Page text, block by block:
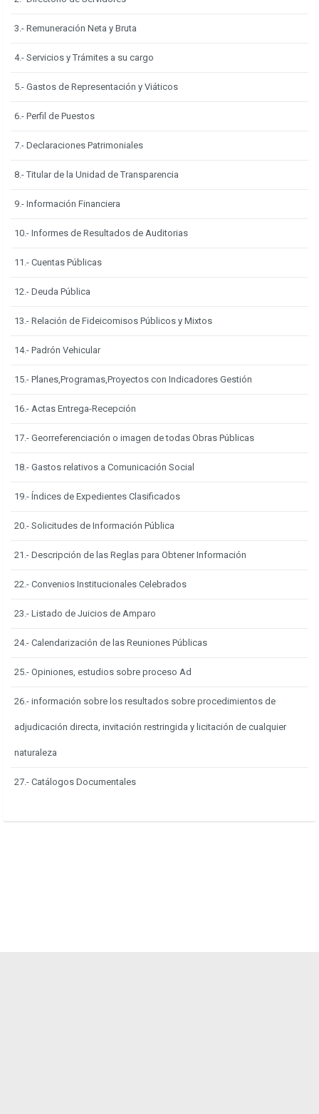
3.- Remuneración Neta y Bruta
4.- Servicios y Trámites a su cargo
5.- Gastos de Representación y Viáticos
6.- Perfil de Puestos
7.- Declaraciones Patrimoniales
8.- Titular de la Unidad de Transparencia
9.- Información Financiera
10.- Informes de Resultados de Auditorias
11.- Cuentas Públicas
12.- Deuda Pública
13.- Relación de Fideicomisos Públicos y Mixtos
14.- Padrón Vehicular
15.- Planes,Programas,Proyectos con Indicadores Gestión
16.- Actas Entrega-Recepción
17.- Georreferenciación o imagen de todas Obras Públicas
18.- Gastos relativos a Comunicación Social
19.- Índices de Expedientes Clasificados
20.- Solicitudes de Información Pública
21.- Descripción de las Reglas para Obtener Información
22.- Convenios Institucionales Celebrados
23.- Listado de Juicios de Amparo
24.- Calendarización de las Reuniones Públicas
25.- Opiniones, estudios sobre proceso Ad
26.- información sobre los resultados sobre procedimientos de
adjudicación directa, invitación restringida y licitación de cualquier
naturaleza
27.- Catálogos Documentales